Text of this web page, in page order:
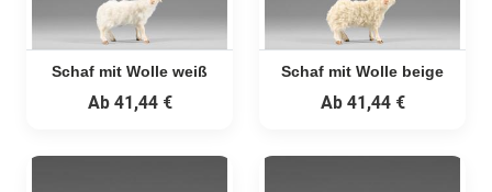
Schaf mit Wolle weiß
Ab41,44 €
Schaf mit Wolle beige
Ab41,44 €